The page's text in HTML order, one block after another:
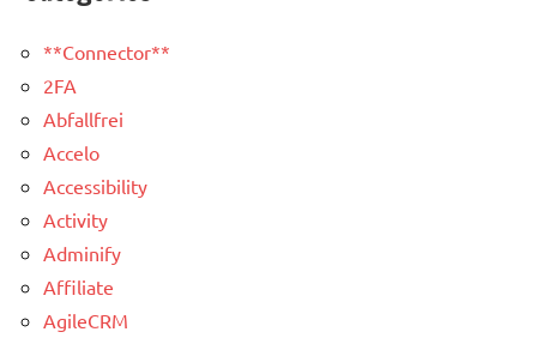
**Connector**
2FA
Abfallfrei
Accelo
Accessibility
Activity
Adminify
Affiliate
AgileCRM